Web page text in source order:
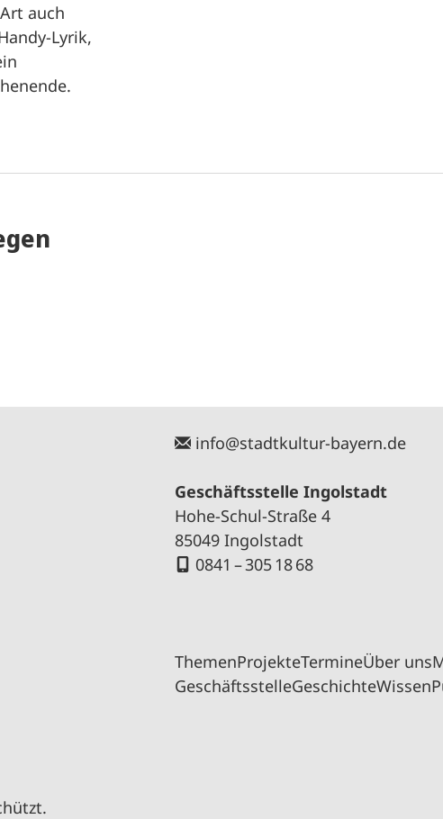
auch
Lyrik,
info@stadtkultur-bayern.de
Geschäftsstelle Ingolstadt
Hohe-Schul-Straße 4
85049 Ingolstadt
0841 – 305 18 68
ThemenProjekteTermineÜber uns
GeschäftsstelleGeschichteWissen